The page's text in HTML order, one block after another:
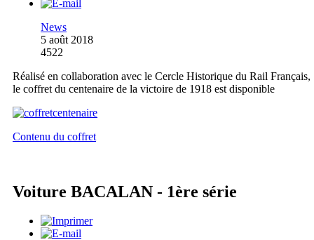
News
5 août 2018
4522
Réalisé en collaboration avec le Cercle Historique du Rail Français,
le coffret du centenaire de la victoire de 1918 est disponible
Contenu du coffret
Voiture BACALAN - 1ère série